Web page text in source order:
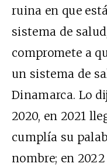
ruina en que
sistema de
compromete a
un sistema de
Dinamarca. Lo
2020, en 2021
cumplía su
nombre; en